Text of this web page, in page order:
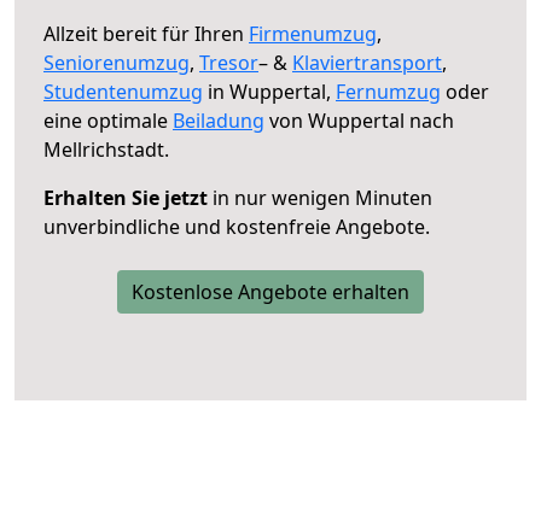
Allzeit bereit für Ihren Firmenumzug,
Seniorenumzug, Tresor– & Klaviertransport,
Studentenumzug in Wuppertal, Fernumzug oder
eine optimale Beiladung von Wuppertal nach
Mellrichstadt.
Erhalten Sie jetzt in nur wenigen Minuten
unverbindliche und kostenfreie Angebote.
Kostenlose Angebote erhalten